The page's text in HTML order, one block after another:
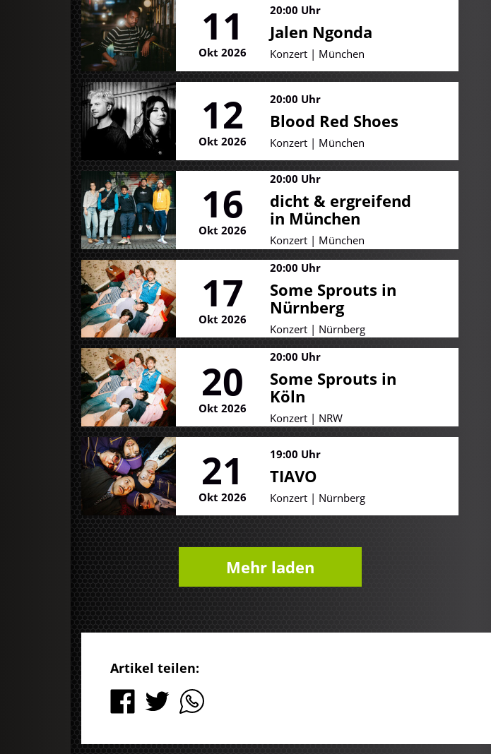
11
Okt 2026
20:00 Uhr
Jalen Ngonda
Konzert | München
12
Okt 2026
20:00 Uhr
Blood Red Shoes
Konzert | München
16
Okt 2026
20:00 Uhr
dicht & ergreifend
in München
Konzert | München
17
Okt 2026
20:00 Uhr
Some Sprouts in
Nürnberg
Konzert | Nürnberg
20
Okt 2026
20:00 Uhr
Some Sprouts in
Köln
Konzert | NRW
21
Okt 2026
19:00 Uhr
TIAVO
Konzert | Nürnberg
Mehr laden
Artikel teilen: